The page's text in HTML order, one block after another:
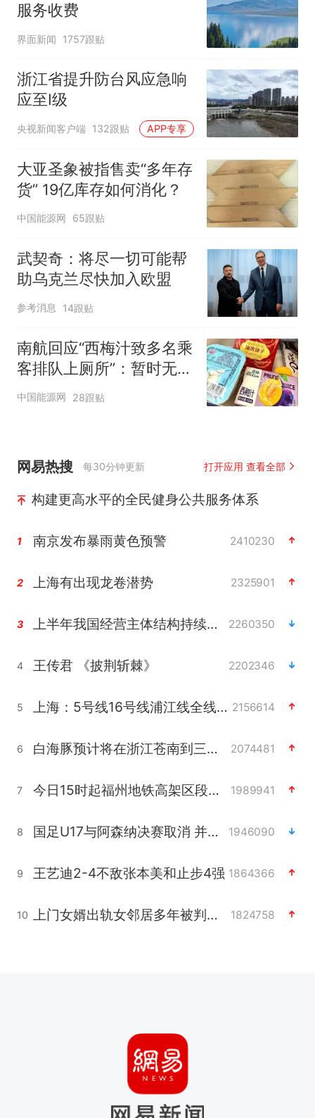
服务收费
界面新闻 1757跟贴
浙江省提升防台风应急响
应至Ⅰ级
央视新闻客户端 132跟贴 APP专享
大亚圣象被指售卖“多年存
货” 19亿库存如何消化？
中国能源网 65跟贴
武契奇：将尽一切可能帮
助乌克兰尽快加入欧盟
参考消息 14跟贴
南航回应“西梅汁致多名乘
客排队上厕所”：暂时无法
核查是否发放西梅汁
中国能源网 28跟贴
网易热搜 每30分钟更新 打开应用 查看全部
构建更高水平的全民健身公共服务体系
1 南京发布暴雨黄色预警 2410230
2 上海有出现龙卷潜势 2325901
3 上半年我国经营主体结构持续优化 2260350
4 王传君 《披荆斩棘》 2202346
5 上海：5号线16号线浦江线全线停运 2156614
6 白海豚预计将在浙江苍南到三门一带登陆 2074481
7 今日15时起福州地铁高架区段停运 1989941
8 国足U17与阿森纳决赛取消 并列冠军 1946090
9 王艺迪2-4不敌张本美和止步4强 1864366
10 上门女婿出轨女邻居多年被判重婚罪 1824758